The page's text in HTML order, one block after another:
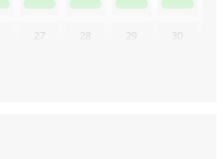
27 28 29 30